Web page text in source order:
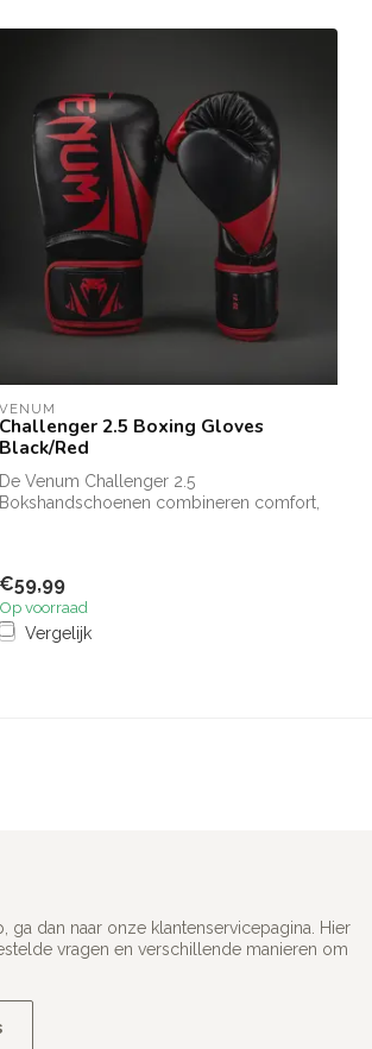
VENUM
Challenger 2.5 Boxing Gloves
Black/Red
De Venum Challenger 2.5
Bokshandschoenen combineren comfort,
€59,99
Op voorraad
Vergelijk
dan naar onze klantenservicepagina. Hier
vragen en verschillende manieren om